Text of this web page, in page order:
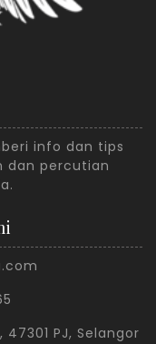
info dan tips
dan percutian
PJ, Selangor